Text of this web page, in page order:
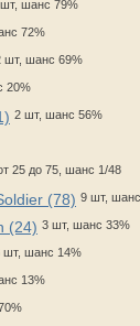
шанс 79%
72%
шт, шанс 69%
20%
2 шт, шанс 56%
25 до 75, шанс 1/48
(78) 9 шт,
(24) 3 шт, шанс 33%
шт, шанс 14%
13%